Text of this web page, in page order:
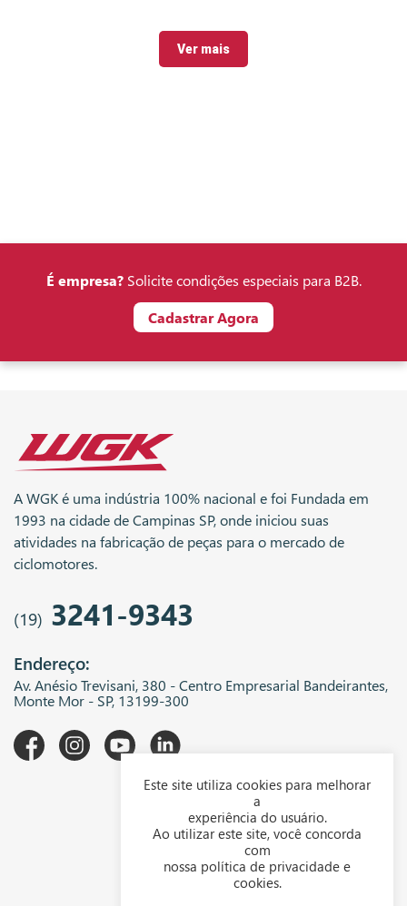
Ver mais
É empresa?Solicite condições especiais para B2B.
Cadastrar Agora
A WGK é uma indústria 100% nacional e foi Fundada em
1993 na cidade de Campinas SP, onde iniciou suas
atividades na fabricação de peças para o mercado de
ciclomotores.
(19) 3241-9343
Endereço:
Av. Anésio Trevisani, 380 - Centro Empresarial Bandeirantes,
Monte Mor - SP, 13199-300
Downloads
Representantes
Política de privacidade
Este site utiliza cookies para melhorar
a
experiência do usuário.
Ao utilizar este site, você concorda
com
nossa política de privacidade e
cookies.